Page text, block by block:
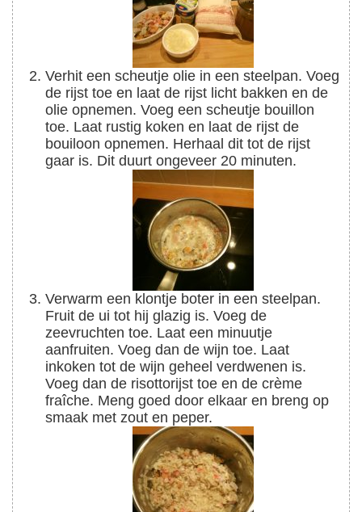
Verhit een scheutje olie in een steelpan. Voeg
de rijst toe en laat de rijst licht bakken en de
olie opnemen. Voeg een scheutje bouillon
toe. Laat rustig koken en laat de rijst de
bouiloon opnemen. Herhaal dit tot de rijst
gaar is. Dit duurt ongeveer 20 minuten.
Verwarm een klontje boter in een steelpan.
Fruit de ui tot hij glazig is. Voeg de
zeevruchten toe. Laat een minuutje
aanfruiten. Voeg dan de wijn toe. Laat
inkoken tot de wijn geheel verdwenen is.
Voeg dan de risottorijst toe en de crème
fraîche. Meng goed door elkaar en breng op
smaak met zout en peper.